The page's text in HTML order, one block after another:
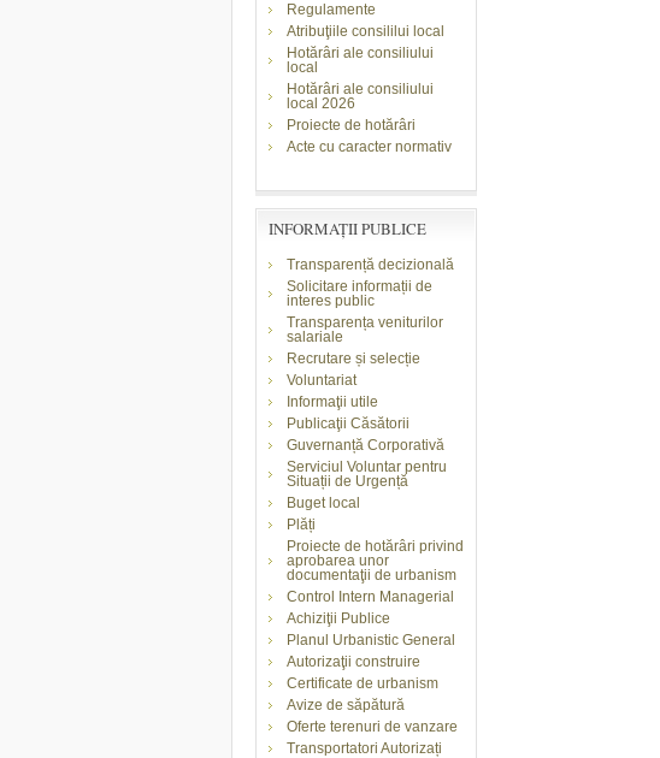
Regulamente
Atribuţiile consililui local
Hotărâri ale consiliului
local
Hotărâri ale consiliului
local 2026
Proiecte de hotărâri
Acte cu caracter normativ
INFORMAŢII PUBLICE
Transparență decizională
Solicitare informații de
interes public
Transparența veniturilor
salariale
Recrutare și selecție
Voluntariat
Informaţii utile
Publicaţii Căsătorii
Guvernanță Corporativă
Serviciul Voluntar pentru
Situații de Urgență
Buget local
Plăți
Proiecte de hotărâri privind
aprobarea unor
documentaţii de urbanism
Control Intern Managerial
Achiziţii Publice
Planul Urbanistic General
Autorizaţii construire
Certificate de urbanism
Avize de săpătură
Oferte terenuri de vanzare
Transportatori Autorizați